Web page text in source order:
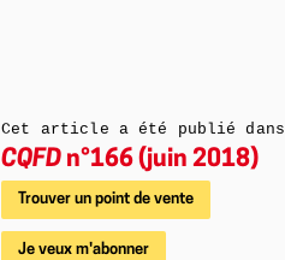
Cet article a été publié dans
CQFD n°166 (juin 2018)
Trouver un point de vente
Je veux m'abonner